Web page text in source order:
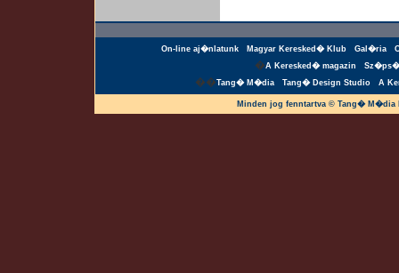
On-line aj�nlatunk Magyar Keresked� Klub Gal�ria
�A Keresked� magazin
��Tang� M�dia Tang� Design Studio A
Minden jog fenntartva © Tang�